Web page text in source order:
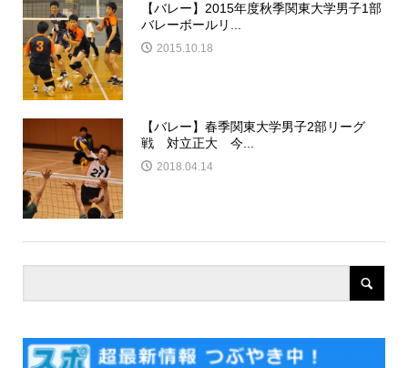
【バレー】2015年度秋季関東大学男子1部
バレーボールリ...
2015.10.18
【バレー】春季関東大学男子2部リーグ
戦 対立正大 今...
2018.04.14